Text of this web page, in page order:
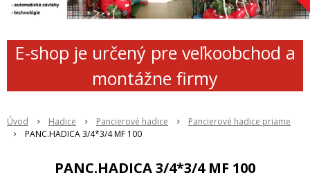
E-shop je určený pre veľkoobchod a
montážne firmy
Úvod Hadice Pancierové hadice
Pancierové hadice priame
PANC.HADICA 3/4*3/4 MF 100
PANC.HADICA 3/4*3/4 MF 100